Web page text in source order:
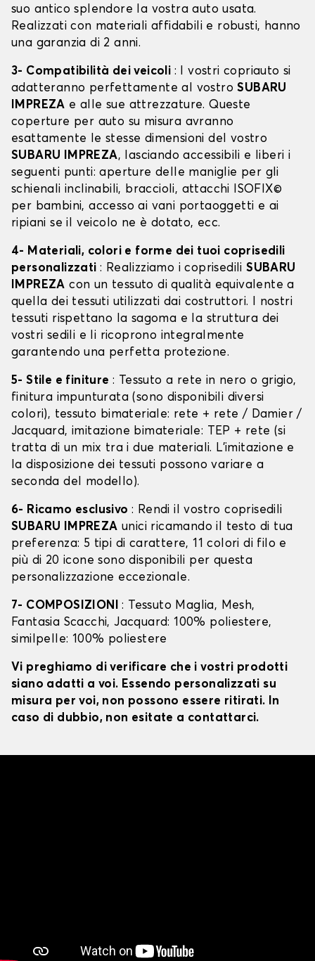
suo antico splendore la vostra auto usata.
Realizzati con materiali affidabili e robusti, hanno
una garanzia di 2 anni.
3- Compatibilità dei veicoli : I vostri copriauto si
adatteranno perfettamente al vostroSUBARU
IMPREZA e alle sue attrezzature. Queste
coperture per auto su misura avranno
esattamente le stesse dimensioni del vostro
SUBARU IMPREZA, lasciando accessibili e liberi i
seguenti punti: aperture delle maniglie per gli
schienali inclinabili, braccioli, attacchi ISOFIX©
per bambini, accesso ai vani portaoggetti e ai
ripiani se il veicolo ne è dotato, ecc.
4- Materiali, colori e forme dei tuoi coprisedili
personalizzati: Realizziamo i coprisediliSUBARU
IMPREZA con un tessuto di qualità equivalente a
quella dei tessuti utilizzati dai costruttori. I nostri
tessuti rispettano la sagoma e la struttura dei
vostri sedili e li ricoprono integralmente
garantendo una perfetta protezione.
5- Stile e finiture : Tessuto a rete in nero o grigio,
finitura impunturata (sono disponibili diversi
colori), tessuto bimateriale: rete + rete / Damier /
Jacquard, imitazione bimateriale: TEP + rete (si
tratta di un mix tra i due materiali. L'imitazione e
la disposizione dei tessuti possono variare a
seconda del modello).
6- Ricamo esclusivo : Rendi il vostro coprisedili
SUBARU IMPREZA unici ricamando il testo di tua
preferenza: 5 tipi di carattere, 11 colori di filo e
più di 20 icone sono disponibili per questa
personalizzazione eccezionale.
7- COMPOSIZIONI: Tessuto Maglia, Mesh,
Fantasia Scacchi, Jacquard: 100% poliestere,
similpelle: 100% poliestere
Vi preghiamo di verificare che i vostri prodotti
siano adatti a voi. Essendo personalizzati su
misura per voi, non possono essere ritirati. In
caso di dubbio, non esitate a contattarci.